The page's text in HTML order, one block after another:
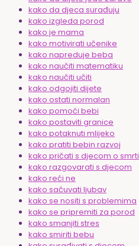
kako da djeca surađuju
kako izgleda porod
kako je mama
kako motivirati učenike
kako napreduje beba
kako naučiti matematiku
kako naučiti učiti
kako odgojiti dijete
kako ostati normalan
kako pomoći bebi
kako postaviti granice
kako potaknuti mlijeko
kako pratiti bebin razvoj
kako pričati s djecom o smrti
kako razgovarati s djecom
kako reći ne
kako sačuvati ljubav
kako se nositi s problemima
kako se pripremiti za porod
kako smanjiti stres
kako smiriti bebu